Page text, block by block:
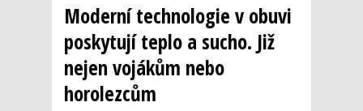
Moderní technologie v obuvi
poskytují teplo a sucho. Již
nejen vojákům nebo
horolezcům